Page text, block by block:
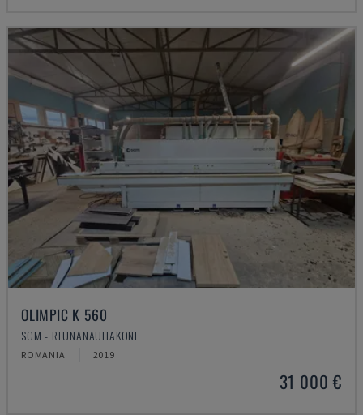
OLIMPIC K 560
SCM - REUNANAUHAKONE
ROMANIA 2019
31 000 €